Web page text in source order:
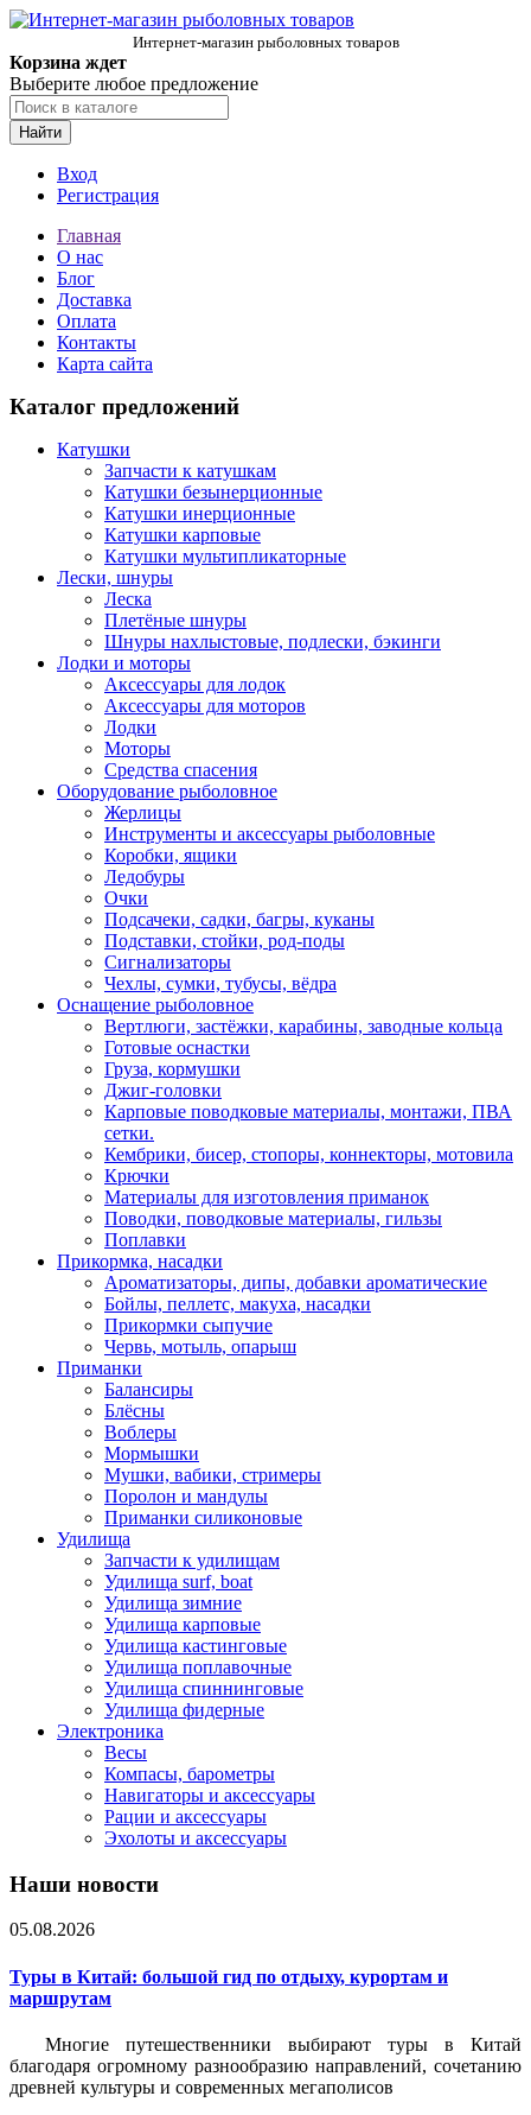
Интернет-магазин рыболовных товаров
Корзина ждет
Выберите любое предложение
Найти
Вход
Регистрация
Главная
О нас
Блог
Доставка
Оплата
Контакты
Карта сайта
Каталог предложений
Катушки
Запчасти к катушкам
Катушки безынерционные
Катушки инерционные
Катушки карповые
Катушки мультипликаторные
Лески, шнуры
Леска
Плетёные шнуры
Шнуры нахлыстовые, подлески, бэкинги
Лодки и моторы
Аксессуары для лодок
Аксессуары для моторов
Лодки
Моторы
Средства спасения
Оборудование рыболовное
Жерлицы
Инструменты и аксессуары рыболовные
Коробки, ящики
Ледобуры
Очки
Подсачеки, садки, багры, куканы
Подставки, стойки, род-поды
Сигнализаторы
Чехлы, сумки, тубусы, вёдра
Оснащение рыболовное
Вертлюги, застёжки, карабины, заводные кольца
Готовые оснастки
Груза, кормушки
Джиг-головки
Карповые поводковые материалы, монтажи, ПВА
сетки.
Кембрики, бисер, стопоры, коннекторы, мотовила
Крючки
Материалы для изготовления приманок
Поводки, поводковые материалы, гильзы
Поплавки
Прикормка, насадки
Ароматизаторы, дипы, добавки ароматические
Бойлы, пеллетс, макуха, насадки
Прикормки сыпучие
Червь, мотыль, опарыш
Приманки
Балансиры
Блёсны
Воблеры
Мормышки
Мушки, вабики, стримеры
Поролон и мандулы
Приманки силиконовые
Удилища
Запчасти к удилищам
Удилища surf, boat
Удилища зимние
Удилища карповые
Удилища кастинговые
Удилища поплавочные
Удилища спиннинговые
Удилища фидерные
Электроника
Весы
Компасы, барометры
Навигаторы и аксессуары
Рации и аксессуары
Эхолоты и аксессуары
Наши новости
05.08.2026
Туры в Китай: большой гид по отдыху, курортам и
маршрутам
Многие путешественники выбирают туры в Китай
благодаря огромному разнообразию направлений, сочетанию
древней культуры и современных мегаполисов